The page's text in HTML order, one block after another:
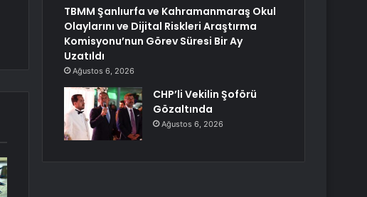
TBMM Şanlıurfa ve Kahramanmaraş Okul
Olaylarını ve Dijital Riskleri Araştırma
Komisyonu’nun Görev Süresi Bir Ay
Uzatıldı
Ağustos 6, 2026
CHP’li Vekilin Şoförü
Gözaltında
Ağustos 6, 2026